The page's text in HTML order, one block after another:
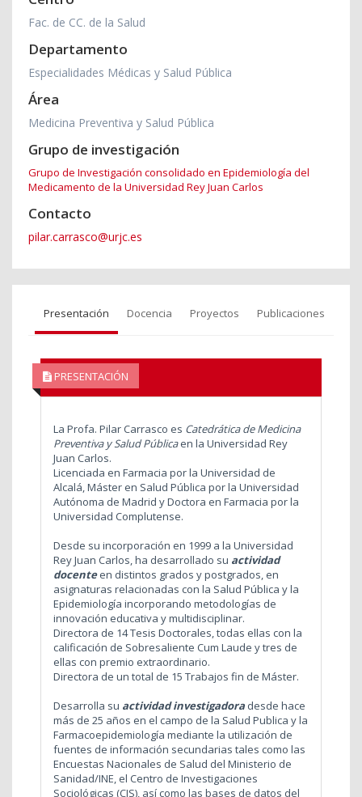
Fac. de CC. de la Salud
Departamento
Especialidades Médicas y Salud Pública
Área
Medicina Preventiva y Salud Pública
Grupo de investigación
Grupo de Investigación consolidado en Epidemiología del
Medicamento de la Universidad Rey Juan Carlos
Contacto
pilar.carrasco@urjc.es
Presentación Docencia Proyectos Publicaciones
PRESENTACIÓN
La Profa. Pilar Carrasco es Catedrática de Medicina
Preventiva y Salud Públicaen la Universidad Rey
Juan Carlos.
Licenciada en Farmacia por la Universidad de
Alcalá, Máster en Salud Pública por la Universidad
Autónoma de Madrid y Doctora en Farmacia por la
Universidad Complutense.
Desde su incorporación en 1999 a la Universidad
Rey Juan Carlos, ha desarrollado su actividad
docenteen distintos grados y postgrados, en
asignaturas relacionadas con la Salud Pública y la
Epidemiología incorporando metodologías de
innovación educativa y multidisciplinar.
Directora de 14 Tesis Doctorales, todas ellas con la
calificación de Sobresaliente Cum Laude y tres de
ellas con premio extraordinario.
Directora de un total de 15 Trabajos fin de Máster.
Desarrolla su actividad investigadora desde hace
más de 25 años en el campo de la Salud Publica y la
Farmacoepidemiología mediante la utilización de
fuentes de información secundarias tales como las
Encuestas Nacionales de Salud del Ministerio de
Sanidad/INE, el Centro de Investigaciones
Sociológicas (CIS), así como las bases de datos del